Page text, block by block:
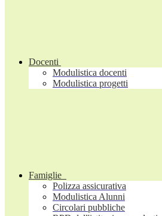
Docenti
Modulistica docenti
Modulistica progetti
Famiglie
Polizza assicurativa
Modulistica Alunni
Circolari pubbliche